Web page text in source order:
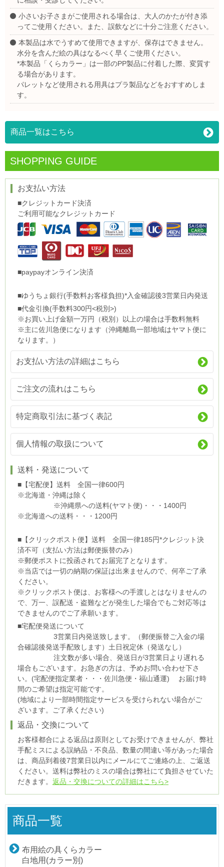
小さいお子さまがご使用される場合は、大人のかたが付き添
ってご使用ください。また、誤飲などに十分ご注意ください。
本製品は水でうすめて使用できますが、保存はできません。
水分を含んだ絵の具はなるべく早くご使用ください。
*本製品「くらカラー」は一部のPP製品に付着した際、変質す
る場合があります。
パレットなど使用される用具はプラ製品などをおすすめしま
す。
商品一覧はこちら
SHOPPING GUIDE
お支払い方法
■クレジットカード決済
ご利用可能なクレジットカード
■paypayオンライン決済
■ゆうちょ銀行(手数料お客様負担)*入金確認後3営業日内発送
■代金引換(手数料300円<税別>)
※お買い上げ金額一万円（税別）以上の場合は手数料無料
※主に佐川急便になります（沖縄離島一部地域はヤマト便に
なります。）
お支払い方法の詳細はこちら
ご注文の流れはこちら
特定商取引法に基づく表記
個人情報の取扱について
送料・発送について
■【宅配便】送料 全国一律600円
※北海道・沖縄は除く
※沖縄県への送料(ヤマト便)・・・1400円
※北海道への送料・・・1200円
■【クリックポスト便】送料 全国一律185円*クレジット決
済不可（支払い方法は郵便振替のみ）
※郵便ポストに投函されてお届完了となります。
※当店では一切の納期の保証は出来ませんので、何卒ご了承
ください。
※クリックポスト便は、お客様への手渡しとはなりませんの
で、万一、誤配送・盗難などが発生した場合でもご対応等は
できませんのでご了承願います。
■宅配便発送について
3営業日内発送致します。（郵便振替ご入金の場
合確認後発送手配致します）土日祝定休（発送なし）
注文数が多い場合、発送日が3営業日より遅れる
場合もございます。お急ぎの方は、予めお問い合わせ下さ
い。(宅配便指定業者・・・佐川急便・福山通運) お届け時
間のご希望は指定可能です。
(地域により一部時間指定サービスを受けられない場合がご
ざいます。ご了承ください)
返品・交換について
お客様都合による返品は原則としてお受けできませんが、弊社
手配ミスによる誤納品・不良品、数量の間違い等があった場合
は、商品到着後7営業日以内にメールにてご連絡の上、ご返送
ください。送料は弊社のミスの場合は弊社にて負担させていた
だきます。 返品・交換についての詳細はこちら>
商品一覧
布用絵の具くらカラー
白地用(カラー別)